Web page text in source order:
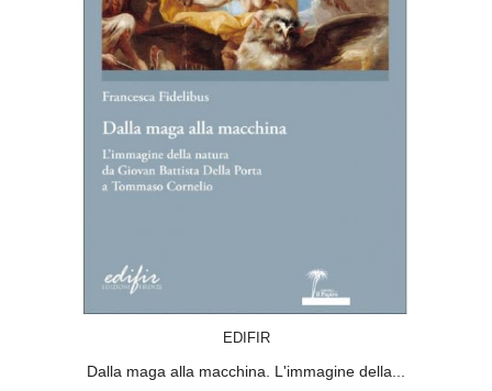
EDIFIR
Dalla maga alla macchina. L'immagine della...